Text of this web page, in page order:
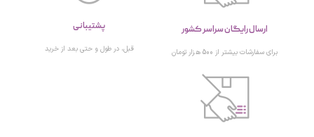
ارسال رایگان سراسر کشور
برای سفارشات بیشتر از 500 هزار تومان
پشتیبانی
قبل، در طول و حتی بعد از خرید